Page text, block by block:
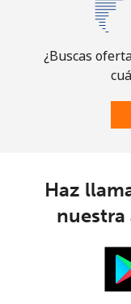
¿Buscas
Haz